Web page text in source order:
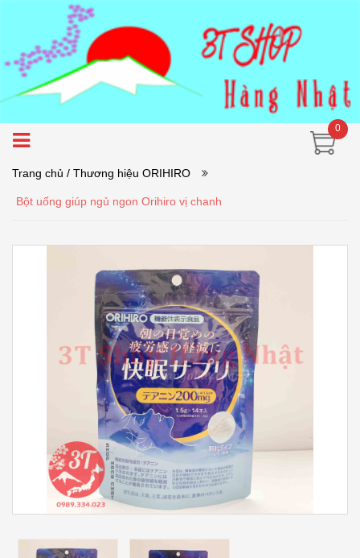
0
Trang chủ / Thương hiệu ORIHIRO
Bột uống giúp ngủ ngon Orihiro vị chanh